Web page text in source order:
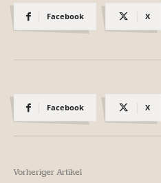
Facebook X
Facebook X
Vorheriger Artikel